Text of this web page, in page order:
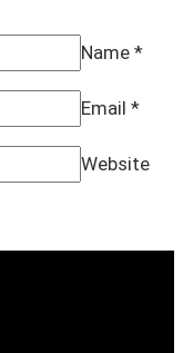
Name *
Email *
Website